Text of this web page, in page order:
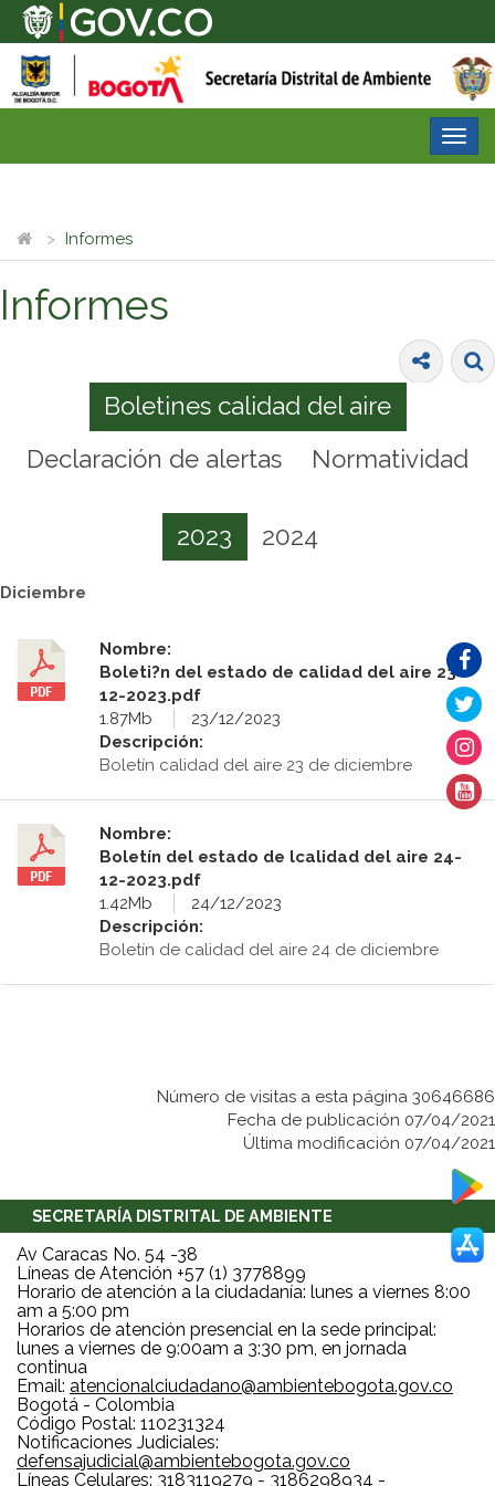
Informes
Informes
Boletines calidad del aire
Declaración de alertas
Normatividad
2023 2024
Diciembre
Nombre:
Boleti?n del estado de calidad del aire 23-
12-2023.pdf
1.87Mb
23/12/2023
Descripción:
Boletín calidad del aire 23 de diciembre
Nombre:
Boletín del estado de lcalidad del aire 24-
12-2023.pdf
1.42Mb
24/12/2023
Descripción:
Boletín de calidad del aire 24 de diciembre
Número de visitas a esta página 30646686
Fecha de publicación 07/04/2021
Última modificación 07/04/2021
SECRETARÍA DISTRITAL DE AMBIENTE
Av Caracas No. 54 -38
Líneas de Atención +57 (1) 3778899
Horario de atención a la ciudadanía: lunes a viernes 8:00
am a 5:00 pm
Horarios de atención presencial en la sede principal:
lunes a viernes de 9:00am a 3:30 pm, en jornada
continua
Email: atencionalciudadano@ambientebogota.gov.co
Bogotá - Colombia
Código Postal: 110231324
Notificaciones Judiciales:
defensajudicial@ambientebogota.gov.co
Líneas Celulares: 3183119279 - 3186298934 -